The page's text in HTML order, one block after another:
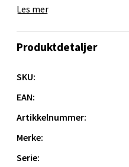
kontrasten mellom luksus
Les mer
Produktdetaljer
SKU:
EAN:
Artikkelnummer:
Merke:
Serie:
Oppdal -
Aunasenteret,
Åpent i dag 10-19